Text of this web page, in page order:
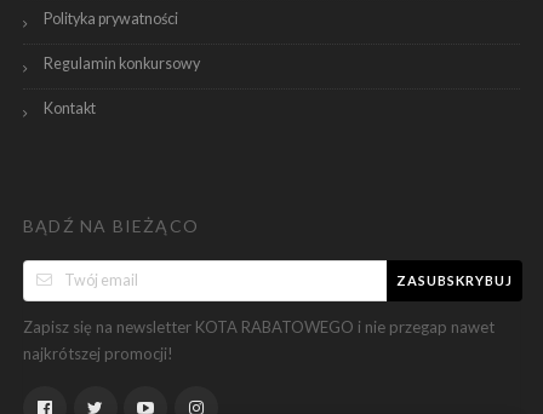
Polityka prywatności
Regulamin konkursowy
Kontakt
BĄDŹ NA BIEŻĄCO
ZASUBSKRYBUJ
Zapisz się na newsletter KOTA RABATOWEGO i nie przegap nawet
najkrótszej promocji!